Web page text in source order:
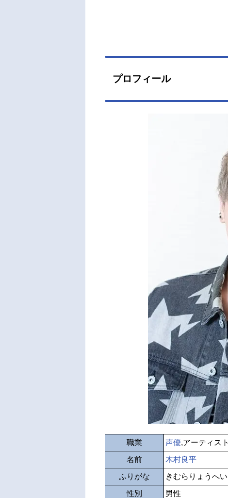
プロフィール
職業 声優,アーティスト
名前 木村良平
ふりがな きむらりょうへい
性別 男性